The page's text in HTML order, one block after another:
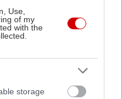
Use,
of my
with the
storage